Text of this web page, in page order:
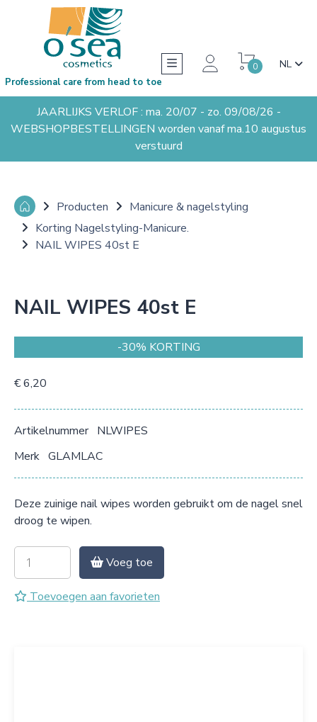
0 NL
Professional care from head to toe
JAARLIJKS VERLOF : ma. 20/07 - zo. 09/08/26 -
WEBSHOPBESTELLINGEN worden vanaf ma.10 augustus
verstuurd
Producten
Manicure & nagelstyling
Korting Nagelstyling-Manicure.
NAIL WIPES 40st E
NAIL WIPES 40st E
-30% KORTING
€ 6,20
Artikelnummer NLWIPES
Merk GLAMLAC
Deze zuinige nail wipes worden gebruikt om de nagel snel
droog te wipen.
Voeg toe
Toevoegen aan favorieten